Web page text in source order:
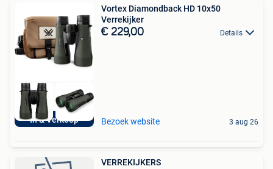
In & Verkoop
Vortex Diamondback HD 10x50
Verrekijker
€ 229,00 Details
Bezoek website 3 aug 26
VERREKIJKERS